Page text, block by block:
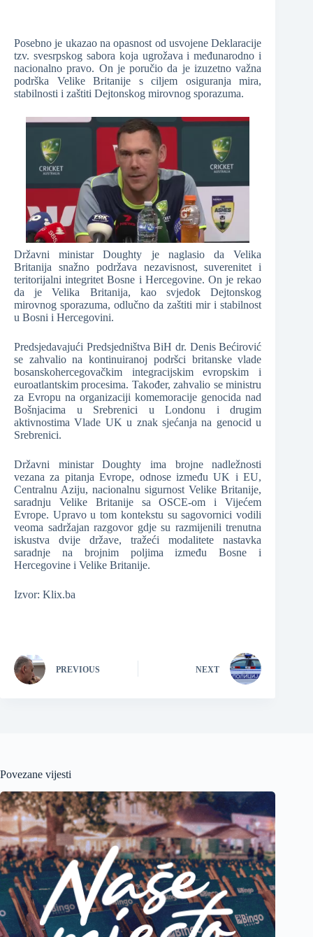
Posebno je ukazao na opasnost od usvojene Deklaracije
tzv. svesrpskog sabora koja ugrožava i međunarodno i
nacionalno pravo. On je poručio da je izuzetno važna
podrška Velike Britanije s ciljem osiguranja mira,
stabilnosti i zaštiti Dejtonskog mirovnog sporazuma.
Državni ministar Doughty je naglasio da Velika
Britanija snažno podržava nezavisnost, suverenitet i
teritorijalni integritet Bosne i Hercegovine. On je rekao
da je Velika Britanija, kao svjedok Dejtonskog
mirovnog sporazuma, odlučno da zaštiti mir i stabilnost
u Bosni i Hercegovini.
Predsjedavajući Predsjedništva BiH dr. Denis Bećirović
se zahvalio na kontinuiranoj podršci britanske vlade
bosanskohercegovačkim integracijskim evropskim i
euroatlantskim procesima. Također, zahvalio se ministru
za Evropu na organizaciji komemoracije genocida nad
Bošnjacima u Srebrenici u Londonu i drugim
aktivnostima Vlade UK u znak sjećanja na genocid u
Srebrenici.
Državni ministar Doughty ima brojne nadležnosti
vezana za pitanja Evrope, odnose između UK i EU,
Centralnu Aziju, nacionalnu sigurnost Velike Britanije,
saradnju Velike Britanije sa OSCE-om i Vijećem
Evrope. Upravo u tom kontekstu su sagovornici vodili
veoma sadržajan razgovor gdje su razmijenili trenutna
iskustva dvije države, tražeći modalitete nastavka
saradnje na brojnim poljima između Bosne i
Hercegovine i Velike Britanije.
Izvor: Klix.ba
PREVIOUS NEXT
Povezane vijesti